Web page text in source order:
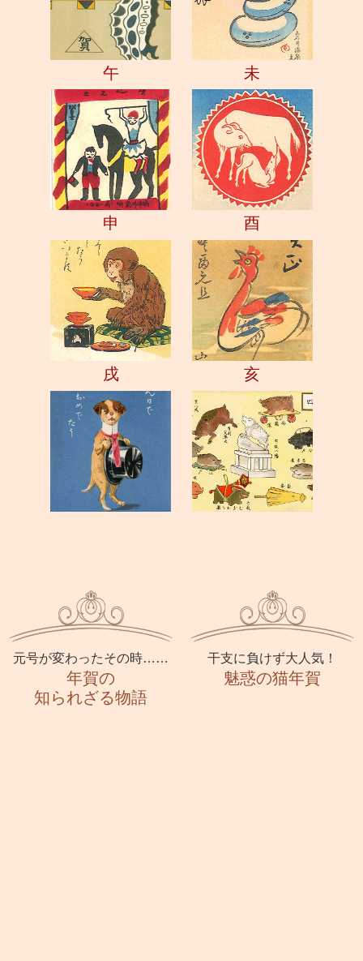
午 未
申 酉
戌 亥
元号が変わったその時……
年賀の
知られざる物語
干支に負けず大人気！
魅惑の猫年賀